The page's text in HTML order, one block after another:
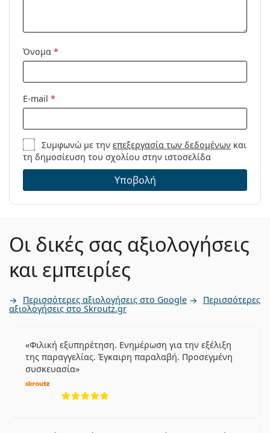
Όνομα *
E-mail *
Συμφωνώ με τηνεπεξεργασία των δεδομένων και
τη δημοσίευση του σχολίου στην ιστοσελίδα
Υποβολή
Οι δικές σας αξιολογήσεις
και εμπειρίες
Περισσότερες αξιολογήσεις στο Google Περισσότερες
αξιολογήσεις στο Skroutz.gr
Φιλική εξυπηρέτηση. Ενημέρωση για την εξέλιξη
της παραγγελίας. Έγκαιρη παραλαβή. Προσεγμένη
συσκευασία